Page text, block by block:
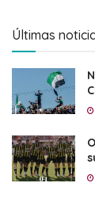
Últimas